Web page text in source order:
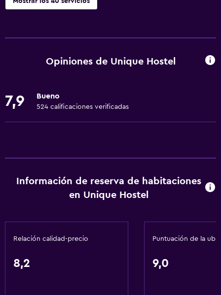
Wifi gratis
Ropa de cama
Champú
Baño
Opiniones de Unique Hostel
7,9 Bueno
524 calificaciones verificadas
Información de reserva de habitaciones
en Unique Hostel
Relación calidad-precio
8,2
Puntuación de la
9,0